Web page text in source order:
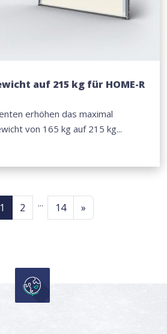
auf 215 kg für HOME-R
erhöhen das maximal
von 165 kg auf 215 kg...
1 2 ... 14 »